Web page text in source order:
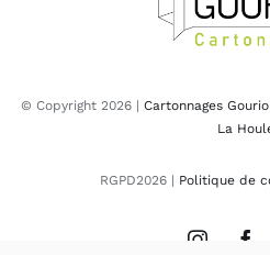
© Copyright 2026 | Cartonnages Gourio
La
RGPD2026 | Politique de